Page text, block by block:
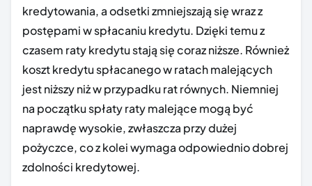
kredytowania, a odsetki zmniejszają się wraz z
postępami w spłacaniu kredytu. Dzięki temu z
czasem raty kredytu stają się coraz niższe. Również
koszt kredytu spłacanego w ratach malejących
jest niższy niż w przypadku rat równych. Niemniej
na początku spłaty raty malejące mogą być
naprawdę wysokie, zwłaszcza przy dużej
pożyczce, co z kolei wymaga odpowiednio dobrej
zdolności kredytowej.